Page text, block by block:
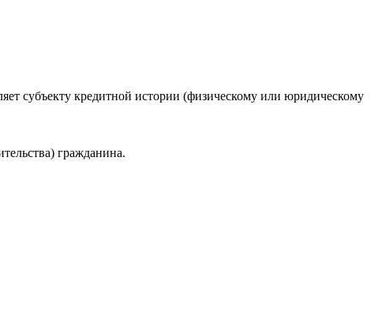
субъекту кредитной истории (физическому или юридическому
гражданина.